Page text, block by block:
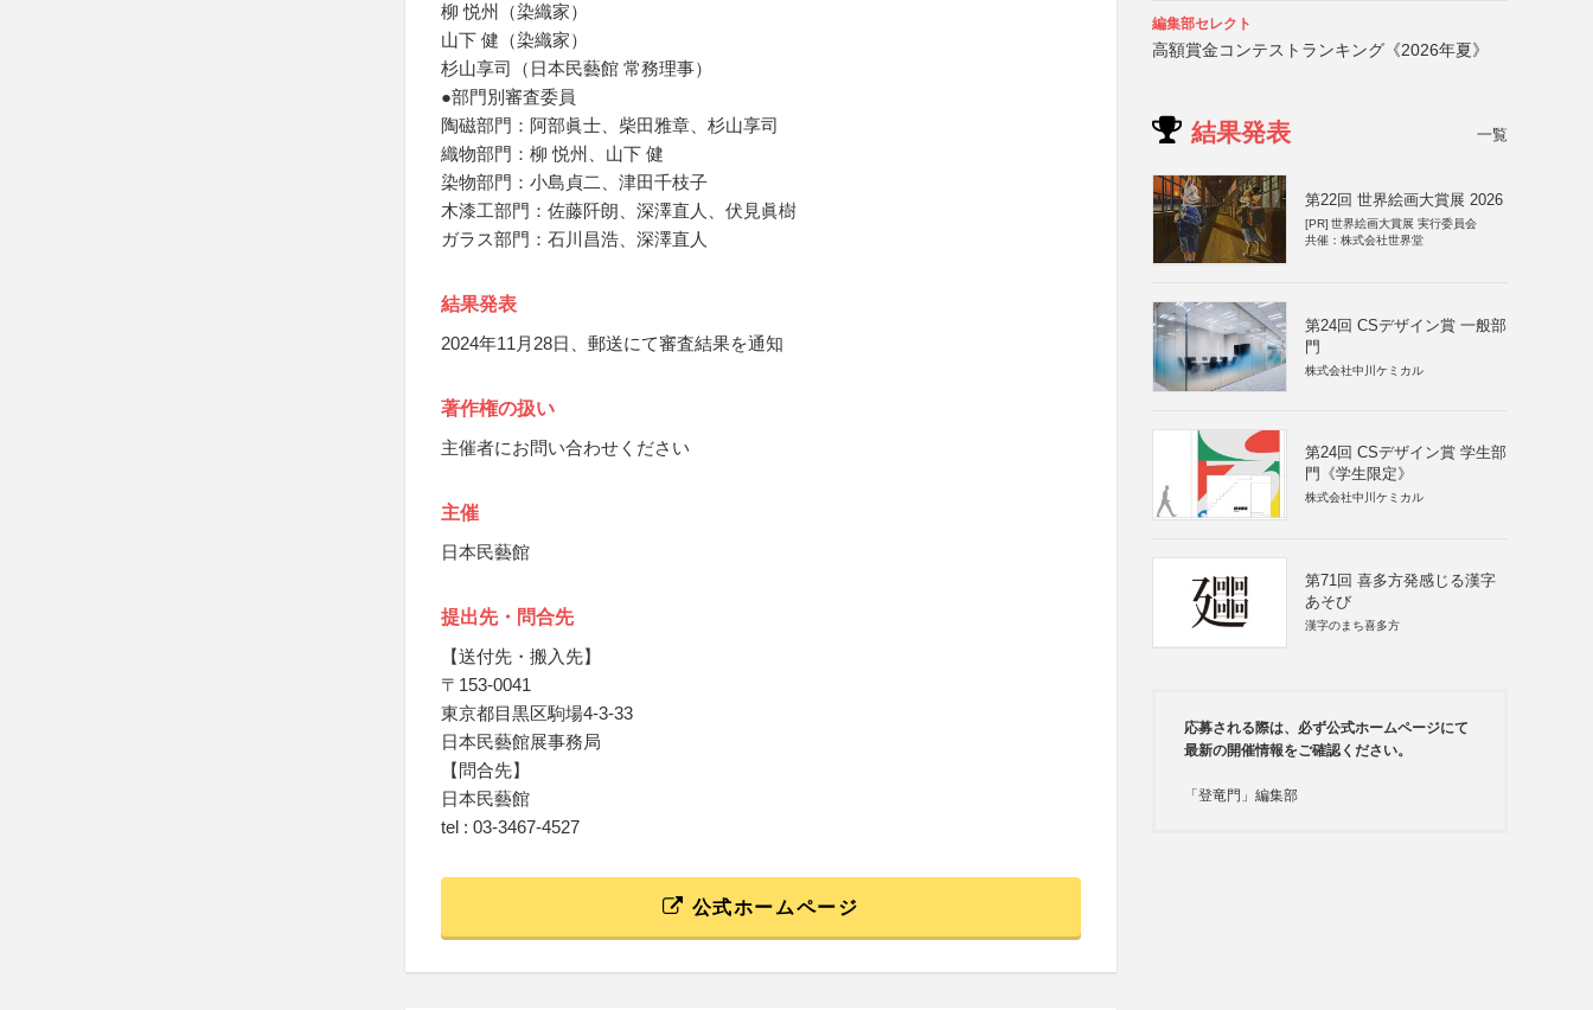
柳 悦州（染織家）
山下 健（染織家）
杉山享司（日本民藝館 常務理事）
●部門別審査委員
陶磁部門：阿部眞士、柴田雅章、杉山享司
織物部門：柳 悦州、山下 健
染物部門：小島貞二、津田千枝子
木漆工部門：佐藤阡朗、深澤直人、伏見眞樹
ガラス部門：石川昌浩、深澤直人
結果発表
2024年11月28日、郵送にて審査結果を通知
著作権の扱い
主催者にお問い合わせください
主催
日本民藝館
提出先・問合先
【送付先・搬入先】
〒153-0041
東京都目黒区駒場4-3-33
日本民藝館展事務局
【問合先】
日本民藝館
tel : 03‐3467‐4527
公式ホームページ
編集部セレクト
高額賞金コンテストランキング《2026年夏》
結果発表 一覧
第22回 世界絵画大賞展 2026
[PR] 世界絵画大賞展 実行委員会
共催：株式会社世界堂
第24回 CSデザイン賞 一般部
門
株式会社中川ケミカル
第24回 CSデザイン賞 学生部
門《学生限定》
株式会社中川ケミカル
第71回 喜多方発感じる漢字
あそび
漢字のまち喜多方
応募される際は、必ず公式ホームページにて
最新の開催情報をご確認ください。
「登竜門」編集部